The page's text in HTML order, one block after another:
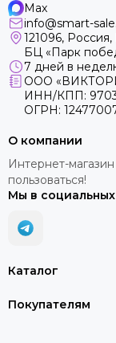
Max
info@smart-
121096,
БЦ «Парк
7 дней в
ООО
ИНН/КПП:
ОГРН:
Каталог
Покупателям
О компании
Интернет-
пользоваться!
Мы в социальных